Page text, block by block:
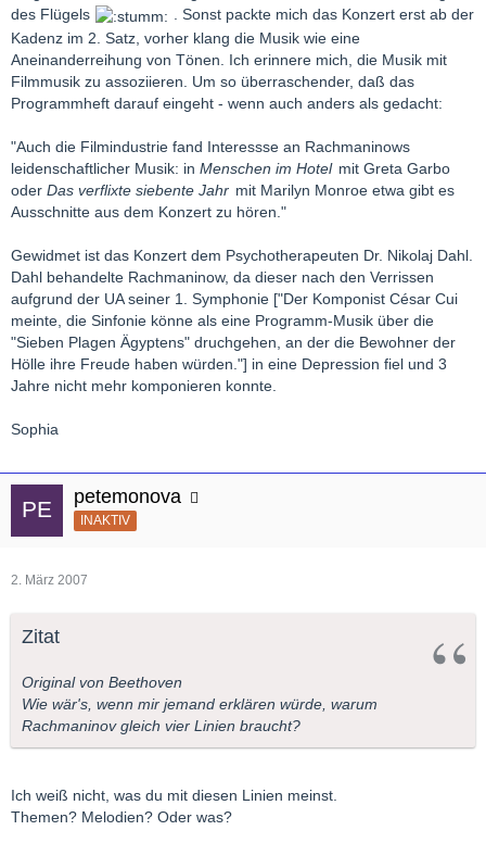
des Flügels
. Sonst packte mich das Konzert erst ab der
Kadenz im 2. Satz, vorher klang die Musik wie eine
Aneinanderreihung von Tönen. Ich erinnere mich, die Musik mit
Filmmusik zu assoziieren. Um so überraschender, daß das
Programmheft darauf eingeht - wenn auch anders als gedacht:
"Auch die Filmindustrie fand Interessse an Rachmaninows
leidenschaftlicher Musik: in Menschen im Hotel mit Greta Garbo
oder Das verflixte siebente Jahr mit Marilyn Monroe etwa gibt es
Ausschnitte aus dem Konzert zu hören."
Gewidmet ist das Konzert dem Psychotherapeuten Dr. Nikolaj Dahl.
Dahl behandelte Rachmaninow, da dieser nach den Verrissen
aufgrund der UA seiner 1. Symphonie ["Der Komponist César Cui
meinte, die Sinfonie könne als eine Programm-Musik über die
"Sieben Plagen Ägyptens" druchgehen, an der die Bewohner der
Hölle ihre Freude haben würden."] in eine Depression fiel und 3
Jahre nicht mehr komponieren konnte.
Sophia
petemonova
INAKTIV
2. März 2007
Zitat
Original von Beethoven
Wie wär's, wenn mir jemand erklären würde, warum
Rachmaninov gleich vier Linien braucht?
Ich weiß nicht, was du mit diesen Linien meinst.
Themen? Melodien? Oder was?